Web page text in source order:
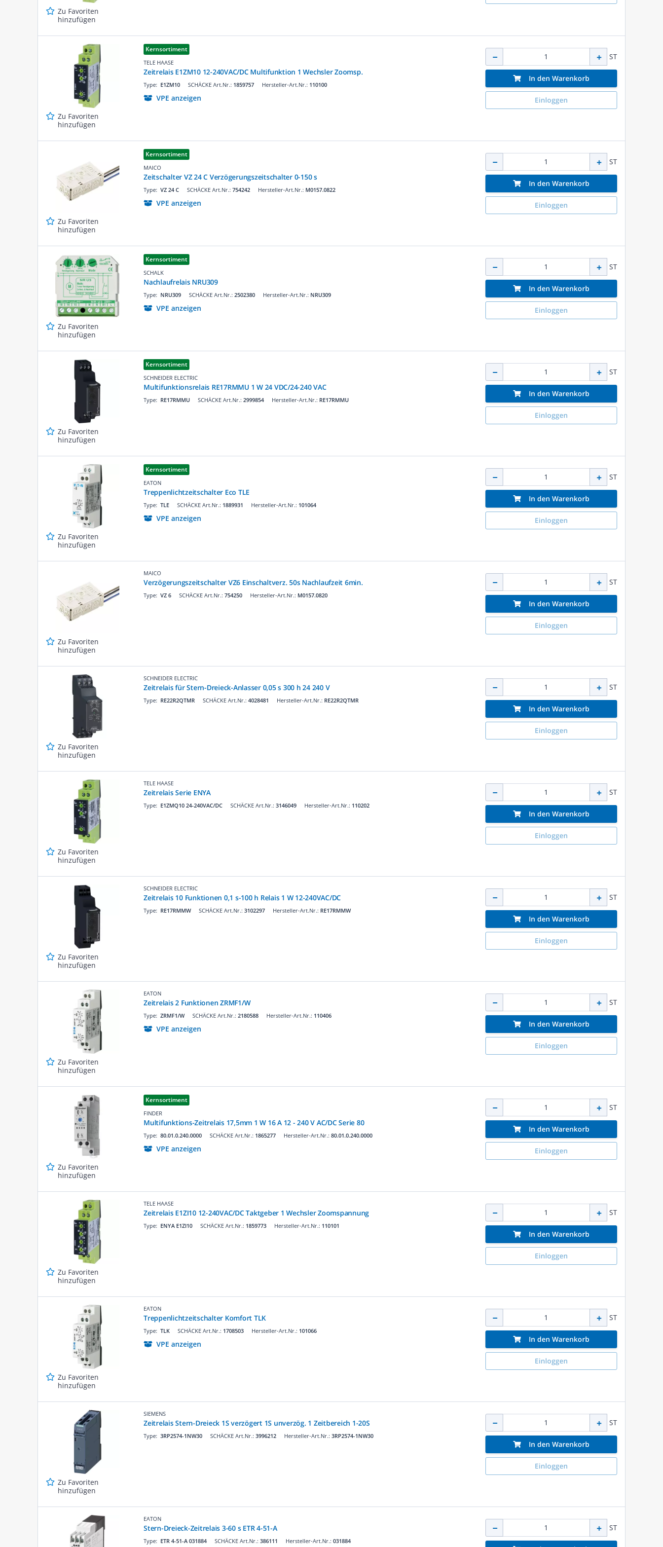
Zu Favoriten
hinzufügen
Zu Favoriten
hinzufügen
Kernsortiment
TELE HAASE
Zeitrelais E1ZM10 12-240VAC/DC Multifunktion 1 Wechsler Zoomsp.
SCHÄCKE Art.Nr.: 1859757
Type: E1ZM10 Hersteller-Art.Nr.: 110100
VPE anzeigen
ST
In den Warenkorb
Einloggen
Zu Favoriten
hinzufügen
Kernsortiment
MAICO
Zeitschalter VZ 24 C Verzögerungszeitschalter 0-150 s
SCHÄCKE Art.Nr.: 754242
Type: VZ 24 C Hersteller-Art.Nr.: M0157.0822
VPE anzeigen
ST
In den Warenkorb
Einloggen
Zu Favoriten
hinzufügen
Kernsortiment
SCHALK
Nachlaufrelais NRU309
SCHÄCKE Art.Nr.: 2502380
Type: NRU309 Hersteller-Art.Nr.: NRU309
VPE anzeigen
ST
In den Warenkorb
Einloggen
Zu Favoriten
hinzufügen
Kernsortiment
SCHNEIDER ELECTRIC
Multifunktionsrelais RE17RMMU 1 W 24 VDC/24-240 VAC
SCHÄCKE Art.Nr.: 2999854
Type: RE17RMMU Hersteller-Art.Nr.: RE17RMMU
ST
In den Warenkorb
Einloggen
Zu Favoriten
hinzufügen
Kernsortiment
EATON
Treppenlichtzeitschalter Eco TLE
SCHÄCKE Art.Nr.: 1889931
Type: TLE Hersteller-Art.Nr.: 101064
VPE anzeigen
ST
In den Warenkorb
Einloggen
Zu Favoriten
hinzufügen
MAICO
Verzögerungszeitschalter VZ6 Einschaltverz. 50s Nachlaufzeit 6min.
SCHÄCKE Art.Nr.: 754250
Type: VZ 6 Hersteller-Art.Nr.: M0157.0820
ST
In den Warenkorb
Einloggen
Zu Favoriten
hinzufügen
SCHNEIDER ELECTRIC
Zeitrelais für Stern-Dreieck-Anlasser 0,05 s 300 h 24 240 V
SCHÄCKE Art.Nr.: 4028481
Type: RE22R2QTMR Hersteller-Art.Nr.: RE22R2QTMR
ST
In den Warenkorb
Einloggen
Zu Favoriten
hinzufügen
TELE HAASE
Zeitrelais Serie ENYA
SCHÄCKE Art.Nr.: 3146049
Type: E1ZMQ10 24-240VAC/DC Hersteller-Art.Nr.: 110202
ST
In den Warenkorb
Einloggen
Zu Favoriten
hinzufügen
SCHNEIDER ELECTRIC
Zeitrelais 10 Funktionen 0,1 s-100 h Relais 1 W 12-240VAC/DC
SCHÄCKE Art.Nr.: 3102297
Type: RE17RMMW Hersteller-Art.Nr.: RE17RMMW
ST
In den Warenkorb
Einloggen
Zu Favoriten
hinzufügen
EATON
Zeitrelais 2 Funktionen ZRMF1/W
SCHÄCKE Art.Nr.: 2180588
Type: ZRMF1/W Hersteller-Art.Nr.: 110406
VPE anzeigen
ST
In den Warenkorb
Einloggen
Zu Favoriten
hinzufügen
Kernsortiment
FINDER
Multifunktions-Zeitrelais 17,5mm 1 W 16 A 12 - 240 V AC/DC Serie 80
SCHÄCKE Art.Nr.: 1865277
Type: 80.01.0.240.0000 Hersteller-Art.Nr.: 80.01.0.240.0000
VPE anzeigen
ST
In den Warenkorb
Einloggen
Zu Favoriten
hinzufügen
TELE HAASE
Zeitrelais E1ZI10 12-240VAC/DC Taktgeber 1 Wechsler Zoomspannung
SCHÄCKE Art.Nr.: 1859773
Type: ENYA E1ZI10 Hersteller-Art.Nr.: 110101
ST
In den Warenkorb
Einloggen
Zu Favoriten
hinzufügen
EATON
Treppenlichtzeitschalter Komfort TLK
SCHÄCKE Art.Nr.: 1708503
Type: TLK Hersteller-Art.Nr.: 101066
VPE anzeigen
ST
In den Warenkorb
Einloggen
Zu Favoriten
hinzufügen
SIEMENS
Zeitrelais Stern-Dreieck 1S verzögert 1S unverzög. 1 Zeitbereich 1-20S
SCHÄCKE Art.Nr.: 3996212
Type: 3RP2574-1NW30 Hersteller-Art.Nr.: 3RP2574-1NW30
ST
In den Warenkorb
Einloggen
EATON
Stern-Dreieck-Zeitrelais 3-60 s ETR 4-51-A
SCHÄCKE Art.Nr.: 386111
Type: ETR 4-51-A 031884 Hersteller-Art.Nr.: 031884
ST